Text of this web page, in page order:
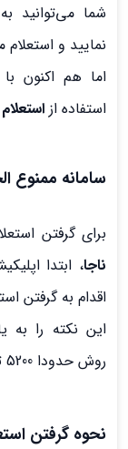
شما می‌توانید
نمایید و
استفاده از
سامانه ممنوع
برای گرفتن
ناجا، ابتدا
اقدام به گرفتن
این نکته را به
روش حدودا 5200 تومان است.
نحوه گرفتن